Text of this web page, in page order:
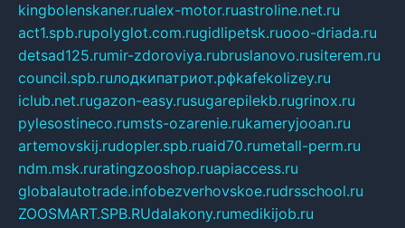
kingbolenskaner.rualex-motor.ruastroline.net.ru
act1.spb.rupolyglot.com.rugidlipetsk.ruooo-driada.ru
detsad125.rumir-zdoroviya.rubruslanovo.rusiterem.ru
council.spb.ruлодкипатриот.рфkafekolizey.ru
iclub.net.rugazon-easy.rusugarepilekb.rugrinox.ru
pylesostineco.rumsts-ozarenie.rukameryjooan.ru
artemovskij.rudopler.spb.ruaid70.rumetall-perm.ru
ndm.msk.ruratingzooshop.ruapiaccess.ru
globalautotrade.infobezverhovskoe.rudrsschool.ru
ZOOSMART.SPB.RUdalakony.rumedikijob.ru